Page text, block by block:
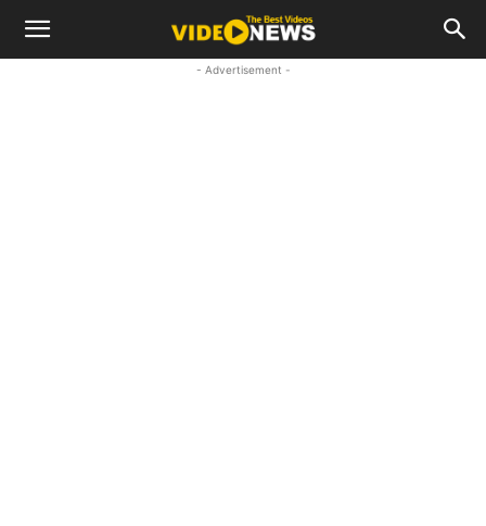
- Advertisement -